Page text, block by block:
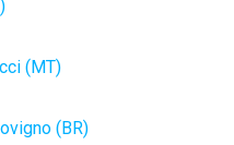
(MT)
(BR)